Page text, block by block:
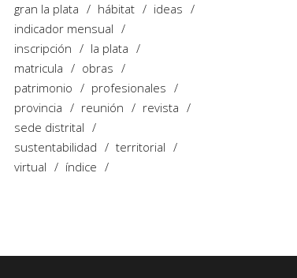
gran la plata
hábitat
ideas
indicador mensual
inscripción
la plata
matricula
obras
patrimonio
profesionales
provincia
reunión
revista
sede distrital
sustentabilidad
territorial
virtual
índice